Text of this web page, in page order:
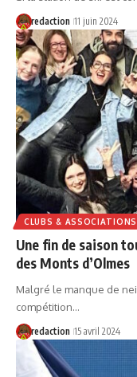
redaction 11 juin 2024
CLUBS & ASSOCIATIONS
Une fin de saison
des Monts d’Olmes
Malgré le manque de
compétition…
redaction 15 avril 2024